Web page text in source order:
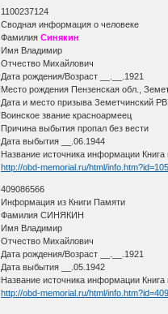
1100237124
Сводная информация о человеке
ФамилияСинякин
Имя Владимир
Отчество Михайлович
Дата рождения/Возраст __.__.1921
Место рождения Пензенская обл.,
Дата и место призыва Земетчинский
Воинское звание красноармеец
Причина выбытия пропал без вести
Дата выбытия __.06.1944
Название источника информации Книга
http://obd-memorial.ru/html/
409086566
Информация из Книги Памяти
Фамилия СИНЯКИН
Имя Владимир
Отчество Михайлович
Дата рождения/Возраст __.__.1921
Дата выбытия __.05.1942
Название источника информации
http://obd-memorial.ru/html/